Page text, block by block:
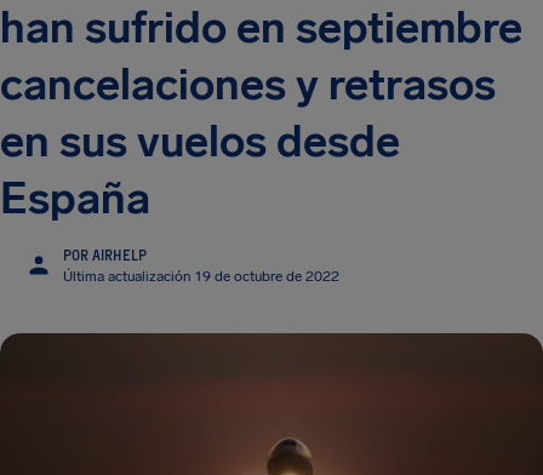
han sufrido en septiembre
cancelaciones y retrasos
en sus vuelos desde
España
POR AIRHELP
Última actualización 19 de octubre de 2022